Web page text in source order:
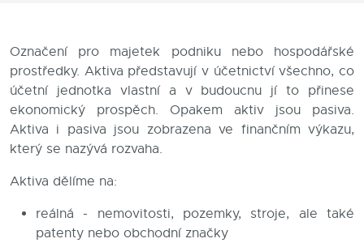
Kariéra
Partneři
Blog
Kontakty
Označení pro majetek podniku nebo hospodářské
prostředky. Aktiva představují v účetnictví všechno, co
účetní jednotka vlastní a v budoucnu jí to přinese
ekonomický prospěch. Opakem aktiv jsou pasiva.
Aktiva i pasiva jsou zobrazena ve finančním výkazu,
který se nazývá rozvaha.
Aktiva dělíme na:
reálná - nemovitosti, pozemky, stroje, ale také
patenty nebo obchodní značky